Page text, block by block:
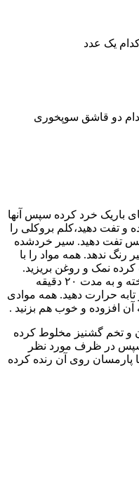
یک عدد
دو قاشق سوپخوری
باریک خرد کرده سپس آنها
تفت دهید،کلم بروکلی را
تفت دهید. سیر خردشده
رنگ ندهد. همه مواد را با
نمک و روغن بریزید.
پس از این که به جوش آمد پاستا را ریخته و به مدت ۲۰ دقیقه
حرارت دهید. همه موادی
آن افزوده و خوب هم بزنید .
و تخم گشنیز مخلوط کرده
سپس در ظرف مورد نظر
پارمسان روی آن رنده کرده